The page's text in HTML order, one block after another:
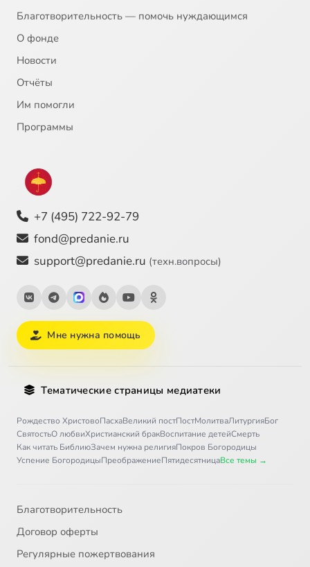
Благотворительность — помочь нуждающимся
О фонде
Новости
Отчёты
Им помогли
Программы
+7 (495) 722-92-79
fond@predanie.ru
support@predanie.ru (техн.вопросы)
Мне нужна помощь
Тематические страницы медиатеки
Рождество ХристовоПасхаВеликий постПостМолитваЛитургияБог
СвятостьО любвиХристианский бракВоспитание детейСмерть
Как читать БиблиюЗачем нужна религияПокров Богородицы
Успение БогородицыПреображениеПятидесятницаВсе темы →
Благотворительность
Договор оферты
Регулярные пожертвования